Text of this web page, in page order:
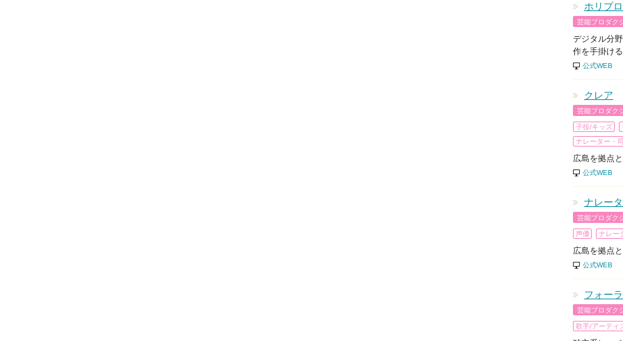
ホリプ
芸能プロダク
デジタル分
作を手掛け
公式WEB
クレア
芸能プロダク
子役/キッズ
ナレーター・
広島を拠点
公式WEB
ナレー
芸能プロダク
声優 ナレー
広島を拠点
公式WEB
フォー
芸能プロダク
歌手/アーティ